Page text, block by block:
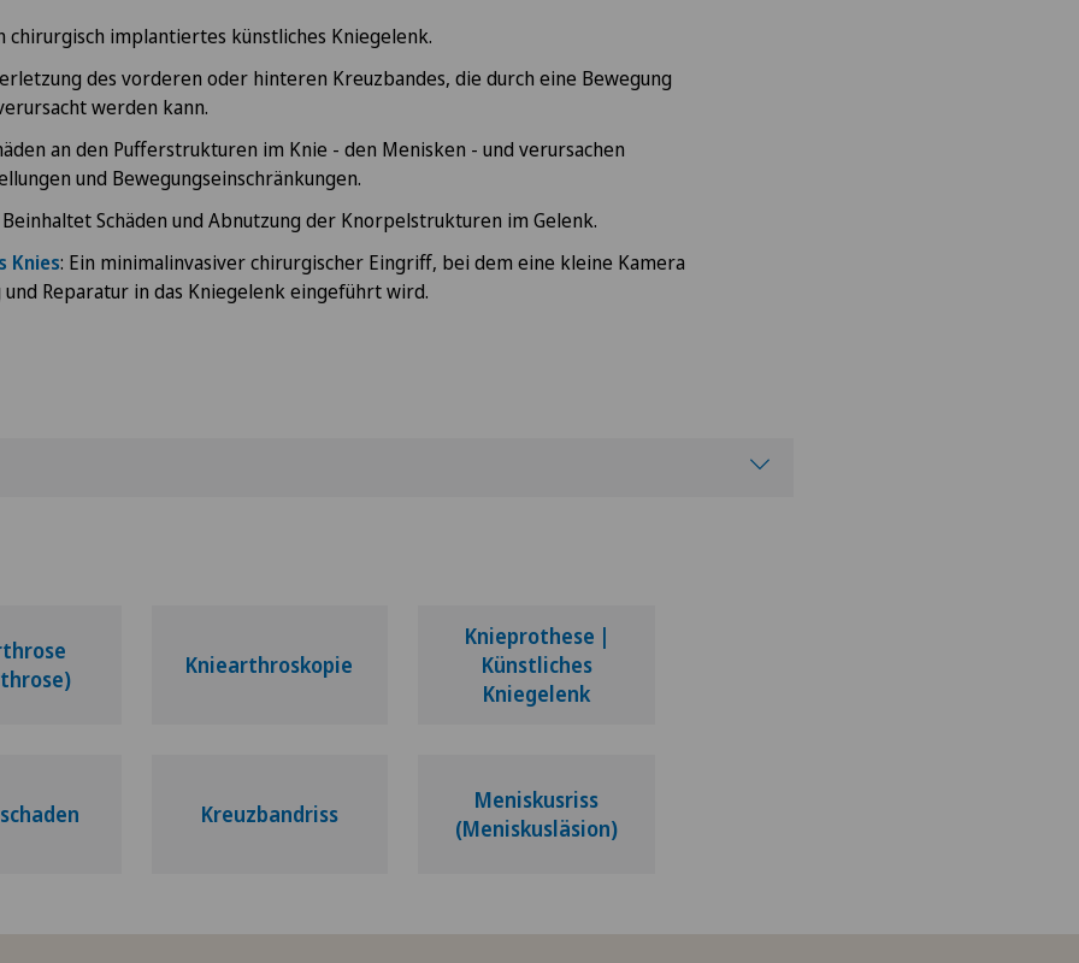
chirurgisch implantiertes künstliches Kniegelenk.
des vorderen oder hinteren Kreuzbandes, die durch eine Bewegung
werden kann.
an den Pufferstrukturen im Knie - den Menisken - und verursachen
und Bewegungseinschränkungen.
Beinhaltet Schäden und Abnutzung der Knorpelstrukturen im Gelenk.
Knies: Ein minimalinvasiver chirurgischer Eingriff, bei dem eine kleine Kamera
Reparatur in das Kniegelenk eingeführt wird.
Kniearthroskopie
Knieprothese |
Künstliches
Kniegelenk
Kreuzbandriss
Meniskusriss
(Meniskusläsion)